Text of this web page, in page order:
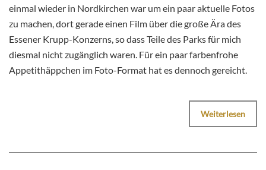
einmal wieder in Nordkirchen war um ein paar aktuelle Fotos
zu machen, dort gerade einen Film über die große Ära des
Essener Krupp-Konzerns, so dass Teile des Parks für mich
diesmal nicht zugänglich waren. Für ein paar farbenfrohe
Appetithäppchen im Foto-Format hat es dennoch gereicht.
Weiterlesen